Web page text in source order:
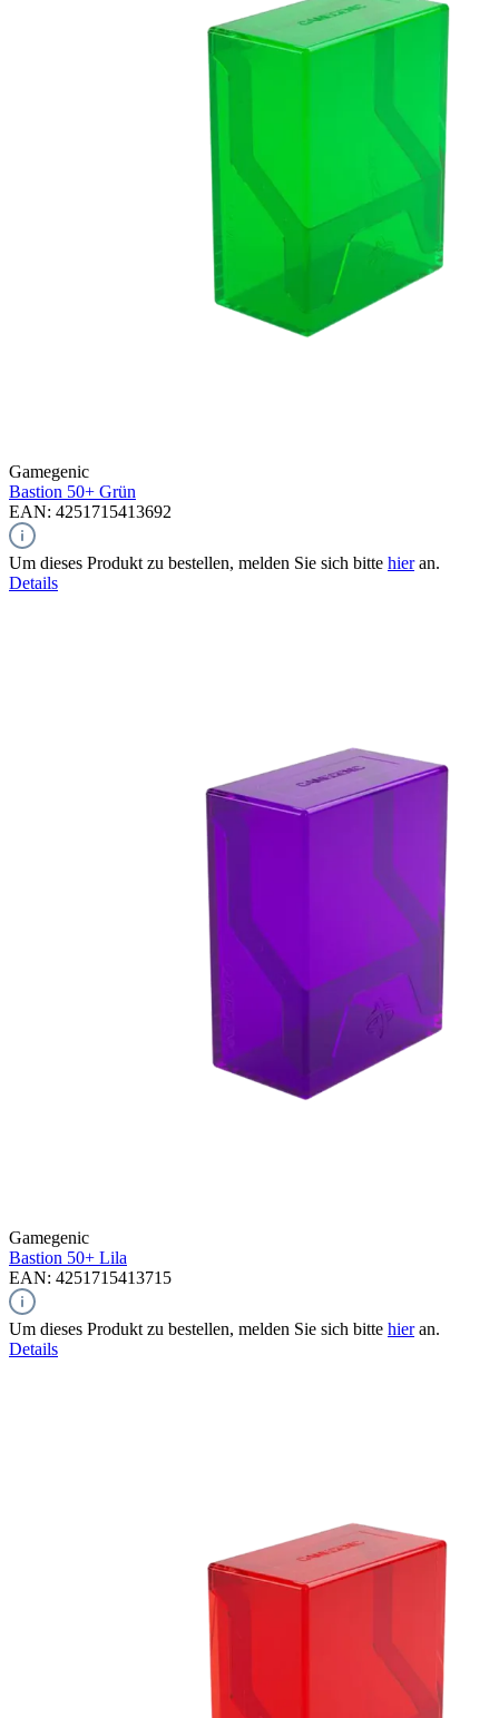
Gamegenic
Bastion 50+ Grün
EAN: 4251715413692
Um dieses Produkt zu bestellen, melden Sie sich bitte hieran.
Details
Gamegenic
Bastion 50+ Lila
EAN: 4251715413715
Um dieses Produkt zu bestellen, melden Sie sich bitte hieran.
Details